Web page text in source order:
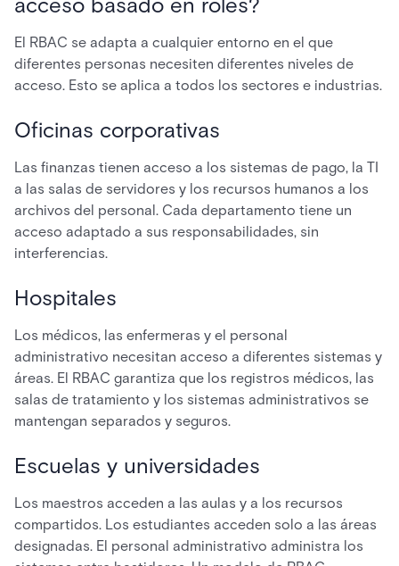
El RBAC se adapta a cualquier entorno en el que
diferentes personas necesiten diferentes niveles de
acceso. Esto se aplica a todos los sectores e industrias.
Oficinas corporativas
Las finanzas tienen acceso a los sistemas de pago, la TI
a las salas de servidores y los recursos humanos a los
archivos del personal. Cada departamento tiene un
acceso adaptado a sus responsabilidades, sin
interferencias.
Hospitales
Los médicos, las enfermeras y el personal
administrativo necesitan acceso a diferentes sistemas y
áreas. El RBAC garantiza que los registros médicos, las
salas de tratamiento y los sistemas administrativos se
mantengan separados y seguros.
Escuelas y universidades
Los maestros acceden a las aulas y a los recursos
compartidos. Los estudiantes acceden solo a las áreas
designadas. El personal administrativo administra los